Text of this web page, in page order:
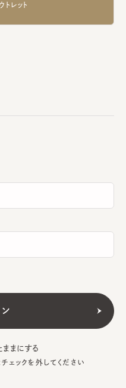
トレット
ままにする
ックを外してください